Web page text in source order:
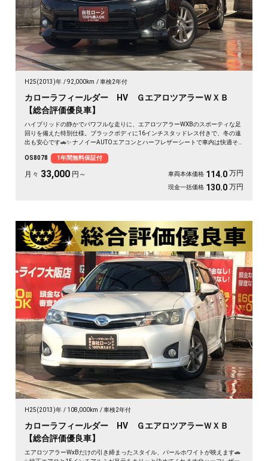
H25(2013)年 92,000km 車検2年付
カローラフィールダー HV ＧエアロツアラーＷＸＢ
【総合評価優良車】
ハイブリッドの静かでパワフルな走りに、エアロツアラーWXBのスポーティな足
回りを備えた特別仕様。ブラックボディに16インチスタッドレス付きで、冬の遠
出も安心です🚗✨ ナノイーAUTOエアコンとハーフレザーシートで車内は快適そ
週末のドライブも通勤も、燃費を気にせず走り出せる一台💫《1年保証付》👍
OS8078 1年間無料保証付
月々 33,000 円～ 車両本体価格 114.0 万円
現金一括価格 130.0 万円
H25(2013)年 108,000km 車検2年付
カローラフィールダー HV ＧエアロツアラーＷＸＢ
【総合評価優良車】
エアロツアラーWxBだけの引き締まったスタイル、パールホワイトが映えます🚗